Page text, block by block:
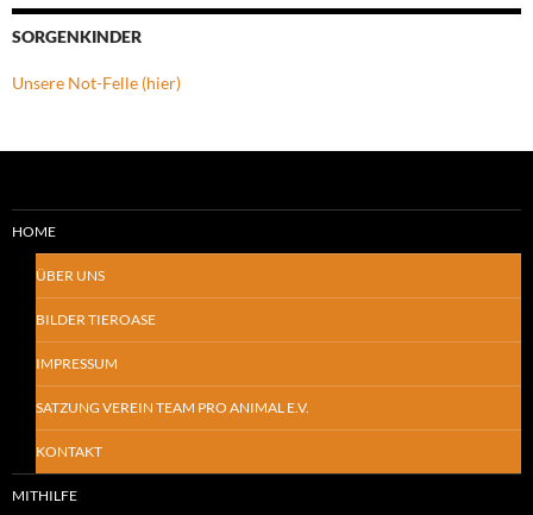
SORGENKINDER
Unsere Not-Felle (hier)
HOME
ÜBER UNS
BILDER TIEROASE
IMPRESSUM
SATZUNG VEREIN TEAM PRO ANIMAL E.V.
KONTAKT
MITHILFE